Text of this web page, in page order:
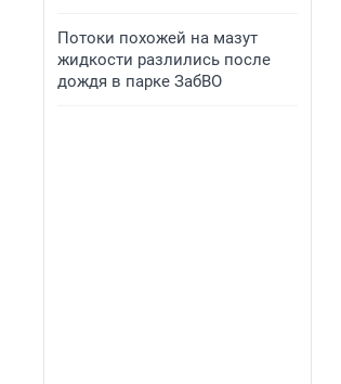
Потоки похожей на мазут
жидкости разлились после
дождя в парке ЗабВО